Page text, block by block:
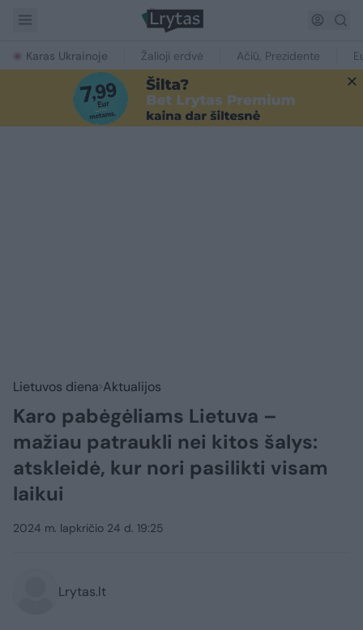
Karas Ukrainoje Žalioji erdvė Ačiū, Prezidente
Lietuvos diena Aktualijos
Karo pabėgėliams Lietuva –
mažiau patraukli nei kitos šalys:
atskleidė, kur nori pasilikti visam
laikui
2024 m. lapkričio 24 d. 19:25
Lrytas.lt